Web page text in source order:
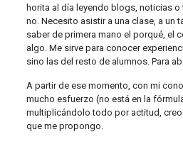
horita al día leyendo blogs, noticias
no. Necesito asistir a una clase, a un
saber de primera mano el porqué, el
algo. Me sirve para conocer
sino las del resto de alumnos. Para
A partir de ese momento, con mi
mucho esfuerzo (no está en la
multiplicándolo todo por actitud,
que me propongo.